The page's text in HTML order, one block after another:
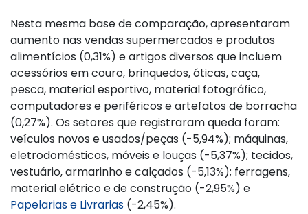
Nesta mesma base de comparação, apresentaram
aumento nas vendas supermercados e produtos
alimentícios (0,31%) e artigos diversos que incluem
acessórios em couro, brinquedos, óticas, caça,
pesca, material esportivo, material fotográfico,
computadores e periféricos e artefatos de borracha
(0,27%). Os setores que registraram queda foram:
veículos novos e usados/peças (-5,94%); máquinas,
eletrodomésticos, móveis e louças (-5,37%); tecidos,
vestuário, armarinho e calçados (-5,13%); ferragens,
material elétrico e de construção (-2,95%) e
Papelarias e Livrarias (-2,45%).